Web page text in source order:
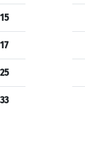
15
17
25
33